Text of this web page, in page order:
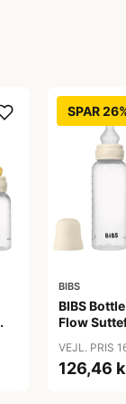
SPAR
BIBS
BIBS
Flow
150ml/
Ivory
VEJL. PRIS
126,46